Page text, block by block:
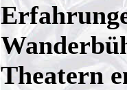
Theatern